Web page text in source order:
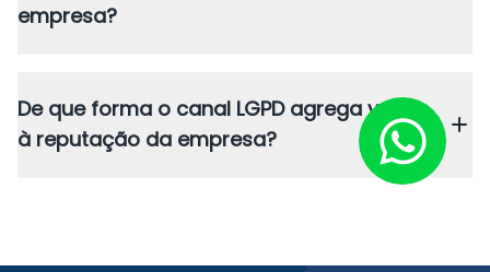
empresa?
De que forma o canal LGPD agrega valor
à reputação da empresa?